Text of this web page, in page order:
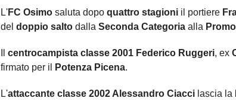
L'FC Osimo saluta dopo quattro stagioni il portiere
del doppio salto dalla Seconda Categoria alla
centrocampista classe 2001 Federico Ruggeri, ex
firmato per il
Potenza Picena.
L'attaccante classe 2002 Alessandro Ciacci lascia la